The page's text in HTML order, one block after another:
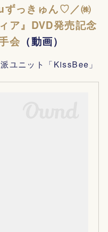
ずっきゅん♡／㈱
ア』DVD発売記念
会 （動画）
ユニット「KissBee」